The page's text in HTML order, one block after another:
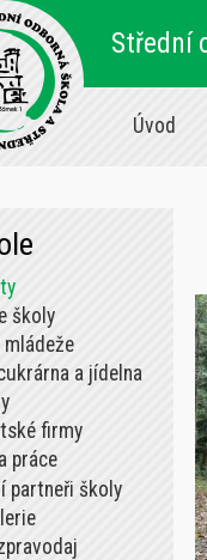
Střední
Úvod
školy
mládeže
a jídelna
firmy
práce
partneři školy